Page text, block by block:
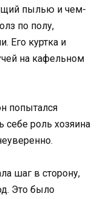
пылью и чем-
по полу,
Его куртка и
на кафельном
попытался
себе роль хозяина
шаг в сторону,
Это было